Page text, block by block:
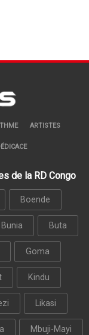
ARTISTES
de la RD Congo
Boende
Bunia Buta
Goma
Kindu
Likasi
Mbuji-Mayi